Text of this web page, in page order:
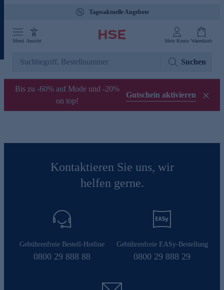
Tagesaktuelle Angebote
Menü Ansicht Mein Konto Warenkorb
Suchen
Bis zu -60% auf Mode und -20%
on top!
Gutschein aktivieren
Kontaktieren Sie uns, wir
helfen gerne.
Gebührenfreie Bestell-Hotline
0800 29 888 88
Gebührenfreie EASy-Bestellung
0800 29 888 29